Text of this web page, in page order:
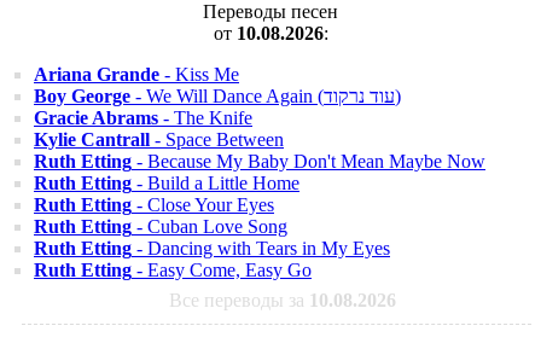
Переводы песен
от 10.08.2026:
Ariana Grande - Kiss Me
Boy George
- We Will Dance Again (עוד נרקוד)
Gracie Abrams - The Knife
Kylie Cantrall - Space Between
Ruth Etting - Because My Baby Don't Mean Maybe Now
Ruth Etting - Build a Little Home
Ruth Etting - Close Your Eyes
Ruth Etting - Cuban Love Song
Ruth Etting - Dancing with Tears in My Eyes
Ruth Etting - Easy Come, Easy Go
Все переводы за 10.08.2026